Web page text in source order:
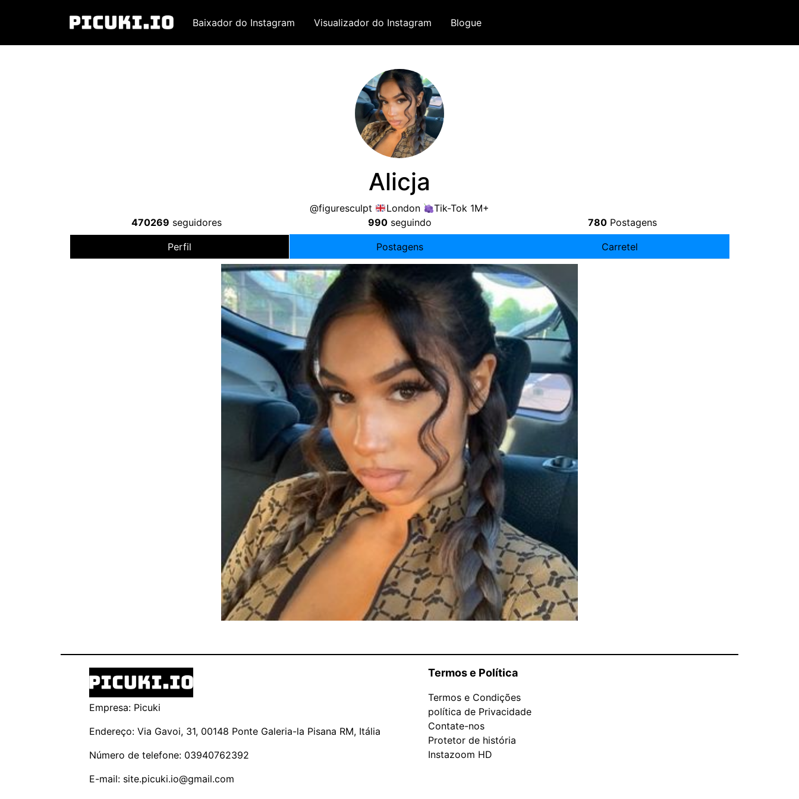
Baixador do Instagram Visualizador do Instagram Blogue
Alicja
@figuresculpt London
Tik-Tok 1M+
470269 seguidores 990seguindo 780Postagens
Perfil Postagens Carretel
Empresa: Picuki
Endereço: Via Gavoi, 31, 00148 Ponte Galeria-la Pisana RM, Itália
Número de telefone: 03940762392
E-mail: site.picuki.io@gmail.com
Termos e Política
Termos e Condições
política de Privacidade
Contate-nos
Protetor de história
Instazoom HD